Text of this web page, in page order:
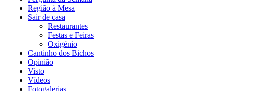
Região à Mesa
Sair de casa
Restaurantes
Festas e Feiras
Oxigénio
Cantinho dos Bichos
Opinião
Visto
Vídeos
Fotogalerias